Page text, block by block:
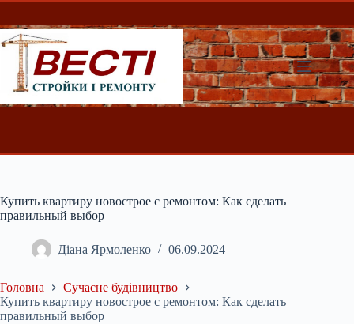
Перейти
вмісту
Купить квартиру новострое с ремонтом: Как сделать
правильный выбор
Діана Ярмоленко 06.09.2024
Головна
Сучасне будівництво
Купить квартиру новострое с ремонтом: Как сделать
правильный выбор